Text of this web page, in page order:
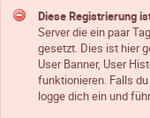
Diese Registrierung
Server die ein paar
gesetzt. Dies ist hier
User Banner, User
funktionieren. Falls
logge dich ein und